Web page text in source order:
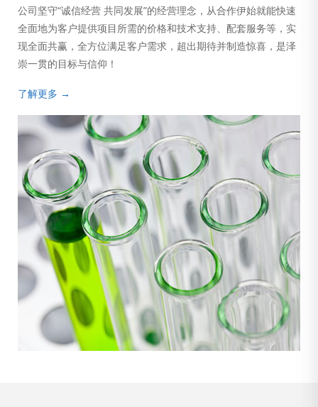
公司坚守“诚信经营 共同发展”的经营理念，从合作伊始就能快速
全面地为客户提供项目所需的价格和技术支持、配套服务等，实
现全面共赢，全方位满足客户需求，超出期待并制造惊喜，是泽
崇一贯的目标与信仰！
了解更多 →